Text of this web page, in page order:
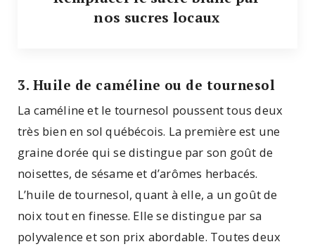
nos sucres locaux
3. Huile de caméline ou de tournesol
La caméline et le tournesol poussent tous deux
très bien en sol québécois. La première est une
graine dorée qui se distingue par son goût de
noisettes, de sésame et d’arômes herbacés.
L’huile de tournesol, quant à elle, a un goût de
noix tout en finesse. Elle se distingue par sa
polyvalence et son prix abordable. Toutes deux